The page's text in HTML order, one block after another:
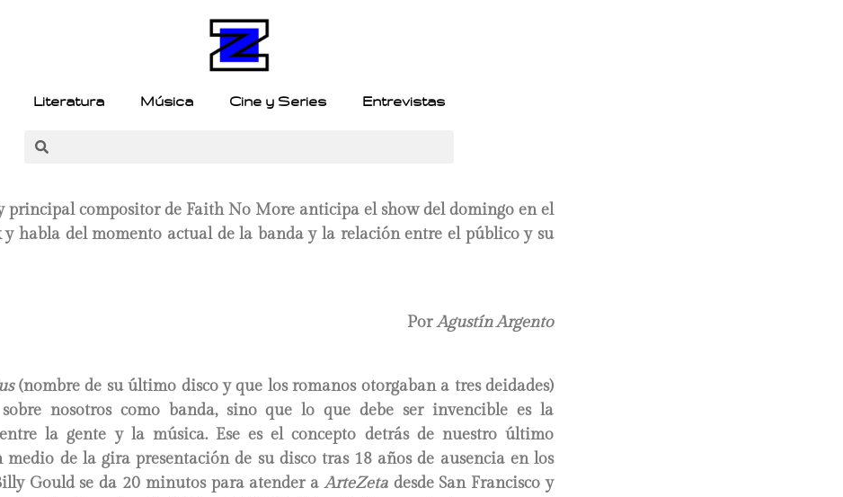
Literatura Música Cine y Series Entrevistas
principal compositor de Faith No More anticipa el show del domingo en el
y habla del momento actual de la banda y la relación entre el público y su
PorAgustín Argento
(nombre de su último disco y que los romanos otorgaban a tres deidades)
nosotros como banda, sino que lo que debe ser invencible es la
la gente y la música. Ese es el concepto detrás de nuestro último
medio de la gira presentación de su disco tras 18 años de ausencia en los
Gould se da 20 minutos para atender aArteZetadesde San Francisco y